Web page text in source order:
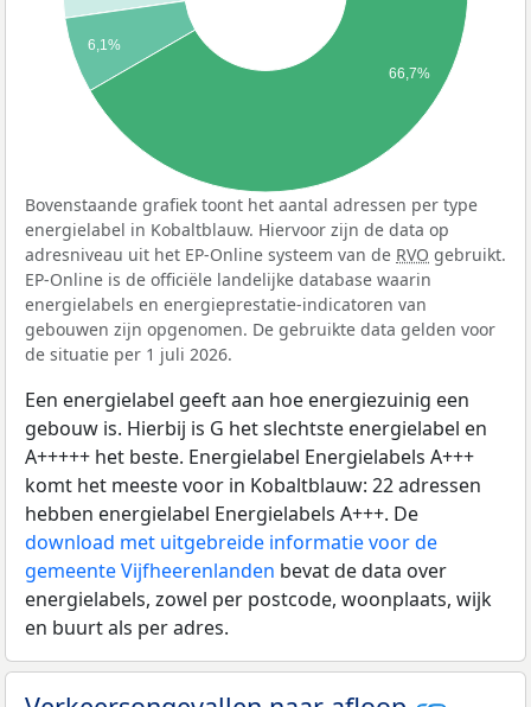
6,1%
66,7%
Bovenstaande grafiek toont het aantal adressen per type
energielabel in Kobaltblauw. Hiervoor zijn de data op
adresniveau uit het EP-Online systeem van de RVO gebruikt.
EP-Online is de officiële landelijke database waarin
energielabels en energieprestatie-indicatoren van
gebouwen zijn opgenomen. De gebruikte data gelden voor
de situatie per 1 juli 2026.
Een energielabel geeft aan hoe energiezuinig een
gebouw is. Hierbij is G het slechtste energielabel en
A+++++ het beste. Energielabel Energielabels A+++
komt het meeste voor in Kobaltblauw: 22 adressen
hebben energielabel Energielabels A+++. De
download met uitgebreide informatie voor de
gemeente Vijfheerenlanden bevat de data over
energielabels, zowel per postcode, woonplaats, wijk
en buurt als per adres.